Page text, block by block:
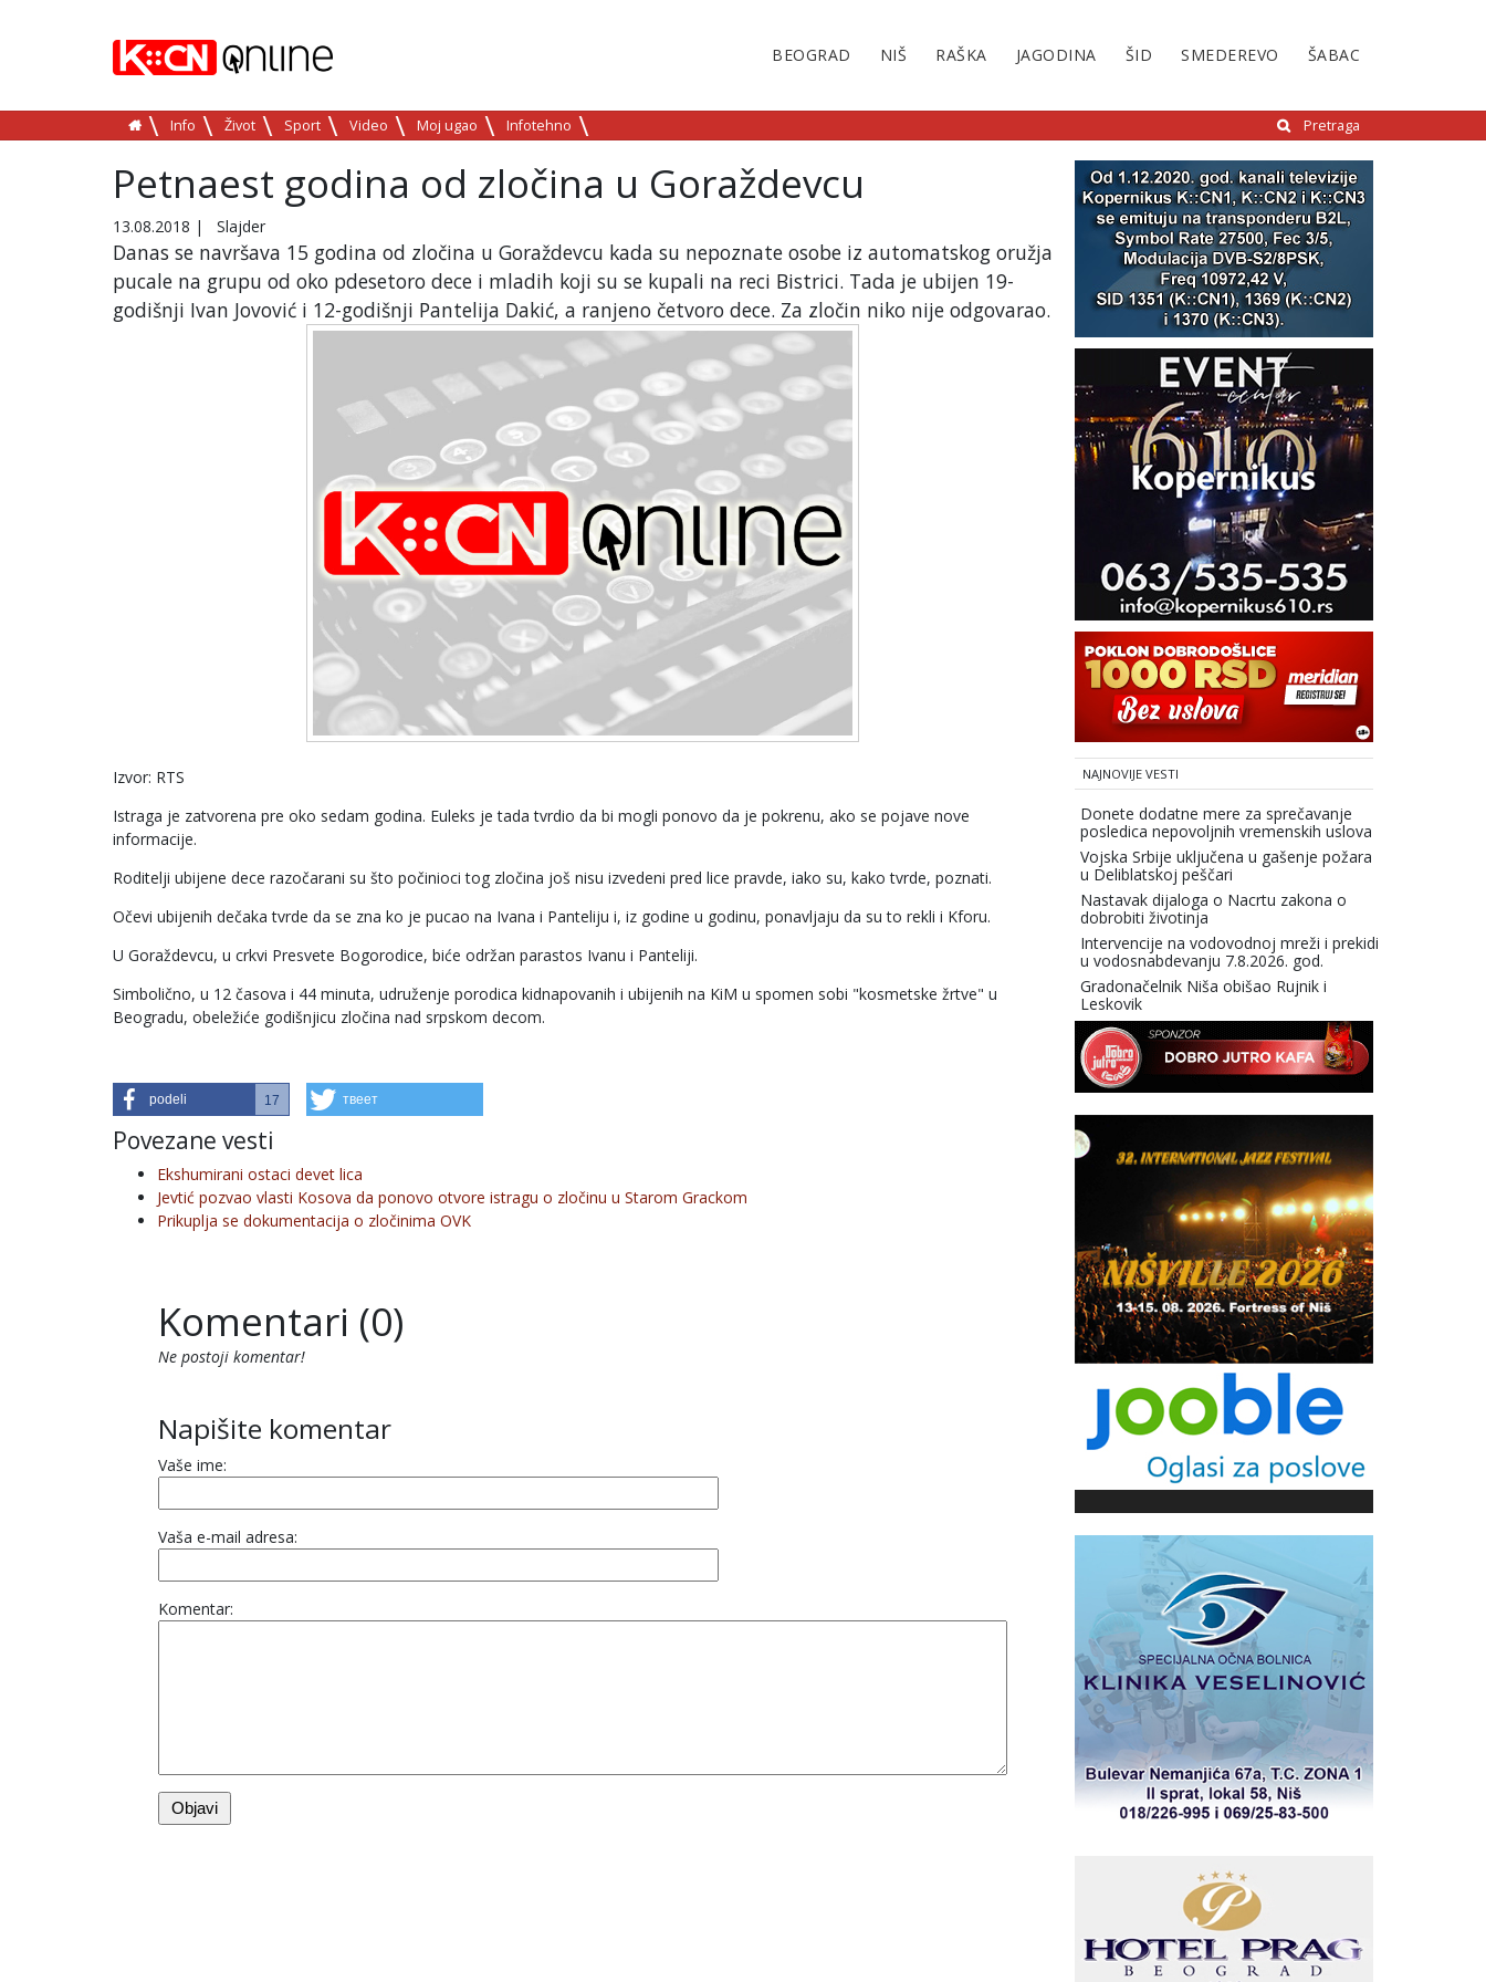
BEOGRAD NIŠ RAŠKA JAGODINA ŠID SMEDEREVO ŠABAC
Info Život Sport Video Moj ugao Infotehno Pretraga
Petnaest godina od zločina u Goraždevcu
13.08.2018 | Slajder
Danas se navršava 15 godina od zločina u Goraždevcu kada su nepoznate osobe iz automatskog oružja
pucale na grupu od oko pdesetoro dece i mladih koji su se kupali na reci Bistrici. Tada je ubijen 19-
godišnji Ivan Jovović i 12-godišnji Pantelija Dakić, a ranjeno četvoro dece. Za zločin niko nije odgovarao.
Izvor: RTS
Istraga je zatvorena pre oko sedam godina. Euleks je tada tvrdio da bi mogli ponovo da je pokrenu, ako se pojave nove
informacije.
Roditelji ubijene dece razočarani su što počinioci tog zločina još nisu izvedeni pred lice pravde, iako su, kako tvrde, poznati.
Očevi ubijenih dečaka tvrde da se zna ko je pucao na Ivana i Panteliju i, iz godine u godinu, ponavljaju da su to rekli i Kforu.
U Goraždevcu, u crkvi Presvete Bogorodice, biće održan parastos Ivanu i Panteliji.
Simbolično, u 12 časova i 44 minuta, udruženje porodica kidnapovanih i ubijenih na KiM u spomen sobi "kosmetske žrtve" u
Beogradu, obeležiće godišnjicu zločina nad srpskom decom.
podeli 17 твеет
Povezane vesti
Ekshumirani ostaci devet lica
Jevtić pozvao vlasti Kosova da ponovo otvore istragu o zločinu u Starom Grackom
Prikuplja se dokumentacija o zločinima OVK
Komentari (0)
Ne postoji komentar!
Napišite komentar
Vaše ime:
Vaša e-mail adresa:
Komentar:
NAJNOVIJE VESTI
Donete dodatne mere za sprečavanje
posledica nepovoljnih vremenskih uslova
Vojska Srbije uključena u gašenje požara
u Deliblatskoj peščari
Nastavak dijaloga o Nacrtu zakona o
dobrobiti životinja
Intervencije na vodovodnoj mreži i prekidi
u vodosnabdevanju 7.8.2026. god.
Gradonačelnik Niša obišao Rujnik i
Leskovik